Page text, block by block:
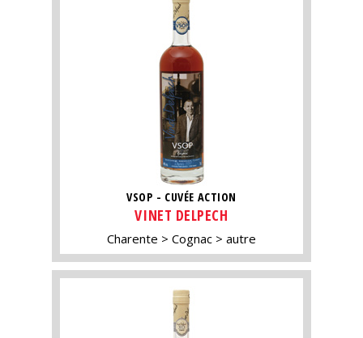
VSOP - CUVÉE ACTION
VINET DELPECH
Charente Cognac autre